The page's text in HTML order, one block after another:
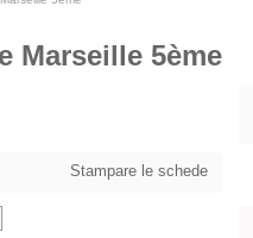
Marseille 5ème
Stampare le schede